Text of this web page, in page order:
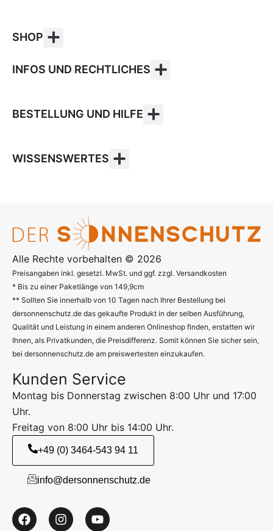
SHOP
INFOS UND RECHTLICHES
BESTELLUNG UND HILFE
WISSENSWERTES
Alle Rechte vorbehalten © 2026
Preisangaben inkl. gesetzl. MwSt. und ggf. zzgl. Versandkosten
* Bis zu einer Paketlänge von 149,9cm
** Sollten Sie innerhalb von 10 Tagen nach Ihrer Bestellung bei
dersonnenschutz.de das gekaufte Produkt in der selben Ausführung,
Qualität und Leistung in einem anderen Onlineshop finden, erstatten wir
Ihnen, als Privatkunden, die Preisdifferenz. Somit können Sie sicher sein,
bei dersonnenschutz.de am preiswertesten einzukaufen.
Kunden Service
Montag bis Donnerstag zwischen 8:00 Uhr und 17:00
Uhr.
Freitag von 8:00 Uhr bis 14:00 Uhr.
+49 (0) 3464-543 94 11
info@dersonnenschutz.de